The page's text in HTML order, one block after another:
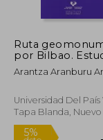
Ruta
por Bilbao.
los materiales
constructivos de
Teatro Arriaga,
Ayuntamiento y
Chávarri
Arantza Aranburu
Universidad Del País
Tapa Blanda, Nuevo